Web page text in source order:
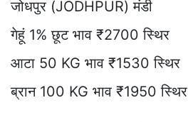
जोधपुर (JODHPUR) मंडी
गेहूं 1% छूट भाव ₹2700 स्थिर
आटा 50 KG भाव ₹1530 स्थिर
ब्रान 100 KG भाव ₹1950 स्थिर